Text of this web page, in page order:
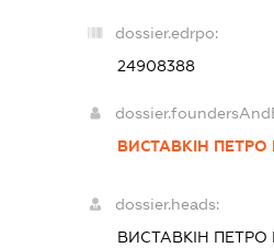
dossier.edrpo:
24908388
ВИСТАВКІН ПЕТРО
dossier.heads:
ВИСТАВКІН ПЕТРО